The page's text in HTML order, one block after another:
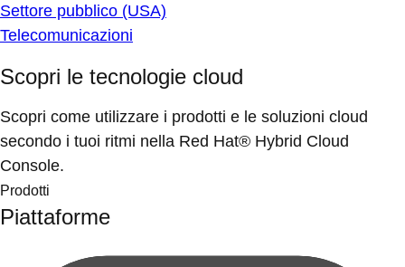
Settore pubblico (USA)
Telecomunicazioni
Scopri le tecnologie cloud
Scopri come utilizzare i prodotti e le soluzioni cloud
secondo i tuoi ritmi nella Red Hat® Hybrid Cloud
Console.
Prodotti
Piattaforme